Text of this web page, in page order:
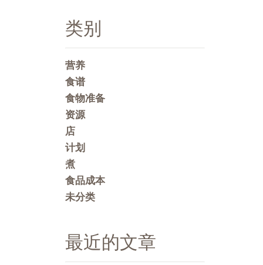
类别
营养
食谱
食物准备
资源
店
计划
煮
食品成本
未分类
最近的文章